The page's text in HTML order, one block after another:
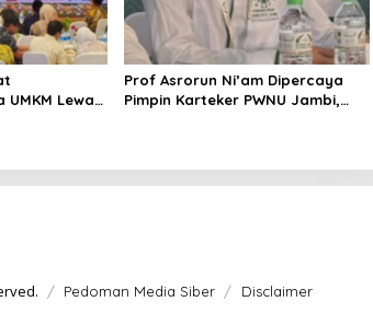
Lewat
Prof Asrorun Ni’am Dipercaya
Pimpin Karteker PWNU Jambi,
Pedoman Media Siber Disclaimer